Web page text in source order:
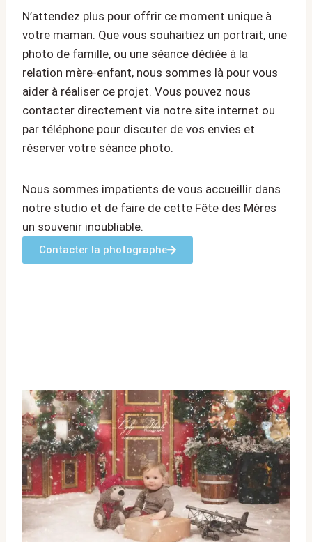
N’attendez plus pour offrir ce moment unique à
votre maman. Que vous souhaitiez un portrait, une
photo de famille, ou une séance dédiée à la
relation mère-enfant, nous sommes là pour vous
aider à réaliser ce projet. Vous pouvez nous
contacter directement via notre site internet ou
par téléphone pour discuter de vos envies et
réserver votre séance photo.
Nous sommes impatients de vous accueillir dans
notre studio et de faire de cette Fête des Mères
un souvenir inoubliable.
Contacter la photographe